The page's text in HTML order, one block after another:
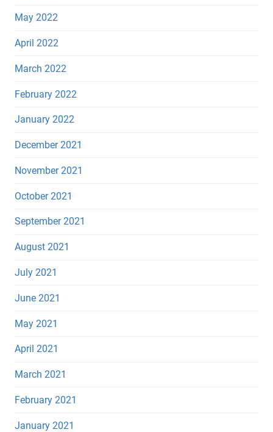
May 2022
April 2022
March 2022
February 2022
January 2022
December 2021
November 2021
October 2021
September 2021
August 2021
July 2021
June 2021
May 2021
April 2021
March 2021
February 2021
January 2021